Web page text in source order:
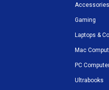
Accessories
Gaming
Laptops &
Mac
PC
Ultrabooks